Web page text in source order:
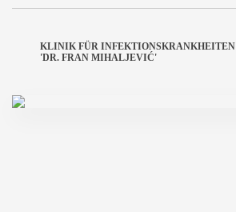
KLINIK FÜR INFEKTIONSKRANKHEITEN
'DR. FRAN MIHALJEVIĆ'